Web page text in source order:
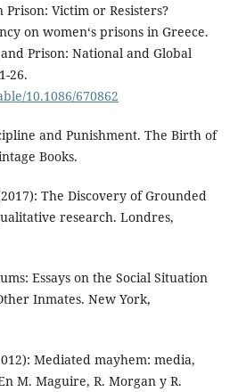
Victim or Resisters?
on women‘s prisons in Greece.
Prison: National and Global
26.
10.1086/670862
and Punishment. The Birth of
Books.
The Discovery of Grounded
research. Londres,
Essays on the Social Situation
Inmates. New York,
Mediated mayhem: media,
M. Maguire, R. Morgan y R.